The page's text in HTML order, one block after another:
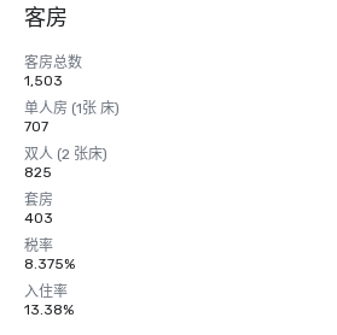
客房
客房总数
1,503
单人房 (1张 床)
707
双人 (2 张床)
825
套房
403
税率
8.375%
入住率
13.38%